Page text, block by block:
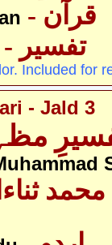
- قرآن
- تفسیر
Included for
- Jald 3